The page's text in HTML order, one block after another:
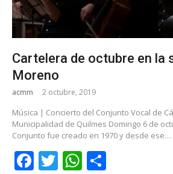
Cartelera de octubre en la
Moreno
acmm 2 octubre, 2019
Música | Concierto del Conjunto Vocal de
Municipalidad de Quilmes Domingo 6 de
Conjunto fue creado en 1970 y desde ese…
Facebook
TwitterWhatsApp